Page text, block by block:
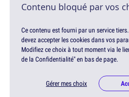
Contenu bloqué par vos
Ce contenu est fourni par un service
devez accepter les cookies dans vos
Modifiez ce choix à tout moment via le
de la Confidentialité" en bas de page.
Gérer mes choix